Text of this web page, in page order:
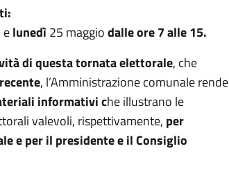
elunedì 25 maggiodalle ore 7 alle 15.
di questa tornata elettorale, che
, l’Amministrazione comunale rende
informativi che illustrano le
valevoli, rispettivamente, per
e per il presidente e il Consiglio